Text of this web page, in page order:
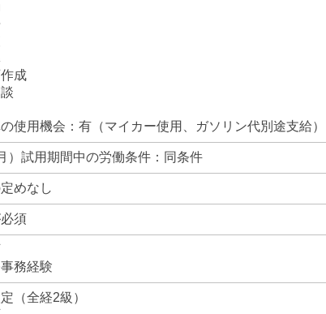
成
使用機会：有（マイカー使用、ガソリン代別途支給）
）試用期間中の労働条件：同条件
めなし
須
務経験
（全経2級）